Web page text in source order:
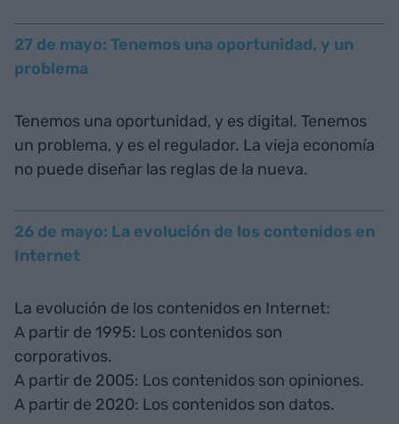
27 de mayo: Tenemos una oportunidad, y un
problema
Tenemos una oportunidad, y es digital. Tenemos
un problema, y es el regulador. La vieja economía
no puede diseñar las reglas de la nueva.
26 de mayo: La evolución de los contenidos en
Internet
La evolución de los contenidos en Internet:
A partir de 1995: Los contenidos son
corporativos.
A partir de 2005: Los contenidos son opiniones.
A partir de 2020: Los contenidos son datos.